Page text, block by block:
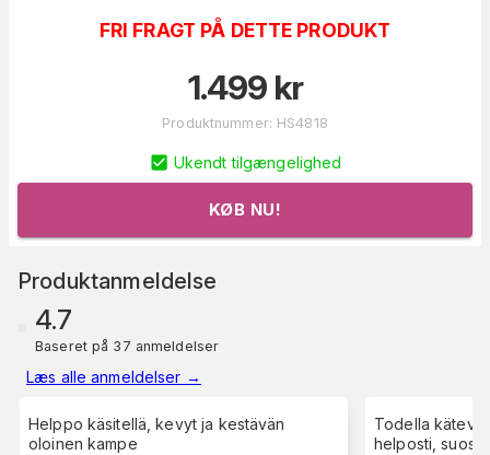
FRI FRAGT PÅ DETTE PRODUKT
1.499 kr
Produktnummer: HS4818
Ukendt tilgængelighed
KØB NU!
Produktanmeldelse
4.7
Baseret på 37 anmeldelser
Læs alle anmeldelser →
Helppo käsitellä, kevyt ja kestävän
oloinen kampe
Todella
helposti,